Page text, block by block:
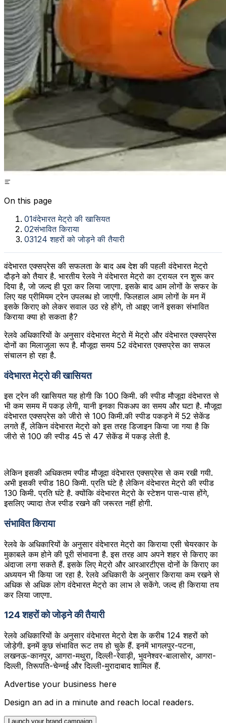
On this page
01वंदेभारत मेट्रो की खासियत
02संभावित किराया
03124 शहरों को जोड़ने की तैयारी
वंदेभारत एक्‍सप्रेस की सफलता के बाद अब देश की पहली वंदेभारत मेट्रो
दौड़ने को तैयार है. भारतीय रेलवे ने वंदेभारत मेट्रो का ट्रायल रन शुरू कर
दिया है, जो जल्‍द ही पूरा कर लिया जाएगा. इसके बाद आम लोगों के सफर के
लिए यह प्रीमियम ट्रेन उपलब्‍ध हो जाएगी. फिलहाल आम लोगों के मन में
इसके किराए को लेकर सवाल उठ रहे होंगे, तो आइए जानें इसका संभावित
किराया क्‍या हो सकता है?
रेलवे अधिकारियों के अनुसार वंदेभारत मेट्रो में मेट्रो और वंदेभारत एक्‍सप्रेस
दोनों का मिलाजुला रूप है. मौजूदा समय 52 वंदेभारत एक्‍सप्रेस का सफल
संचालन हो रहा है.
वंदेभारत मेट्रो की खासियत
इस ट्रेन की खासियत यह होगी कि 100 किमी. की स्‍पीड मौजूदा वंदेभारत से
भी कम समय में पकड़ लेगी, यानी इनका पिकअप का समय और घटा है. मौजूदा
वंदेभारत एक्‍सप्रेस को जीरो से 100 किमी.की स्‍पीड पकड़ने में 52 सेकेंड
लगते हैं, लेकिन वंदेभारत मेट्रो को इस तरह डिजाइन किया जा गया है कि
जीरो से 100 की स्‍पीड 45 से 47 सेकेंड में पकड़ लेती है.
लेकिन इसकी अधिकतम स्‍पीड मौजूदा वंदेभारत एक्‍सप्रेस से कम रखी गयी.
अभी इसकी स्‍पीड 180 किमी. प्रति घंटे है लेकिन वंदेभारत मेट्रो की स्‍पीड
130 किमी. प्रति घंटे है. क्‍योंकि वंदेभारत मेट्रो के स्‍टेशन पास-पास होंगे,
इसलिए ज्‍यादा तेज स्‍पीड रखने की जरूरत नहीं होगी.
संभावित किराया
रेलवे के अधिकारियों के अनुसार वंदेभारत मेट्रो का किराया एसी चेयरकार के
मुकाबले कम होने की पूरी संभावना है. इस तरह आप अपने शहर से किराए का
अंदाजा लगा सकते हैं. इसके लिए मेट्रो और आरआरटीएस दोनों के किराए का
अध्‍ययन भी किया जा रहा है. रेलवे अधिकारी के अनुसार किराया कम रखने से
अधिक से अधिक लोग वंदेभारत मेट्रो का लाभ ले सकेंगे. जल्‍द ही किराया तय
कर लिया जाएगा.
124 शहरों को जोड़ने की तैयारी
रेलवे अधिकारियों के अनुसार वंदेभारत मेट्रो देश के करीब 124 शहरों को
जोड़ेगी. इनमें कुछ संभावित रूट तय हो चुके हैं. इनमें भागलपुर-पटना,
लखनऊ-कानपुर, आगरा-मथुरा, दिल्ली-रेवाड़ी, भुवनेश्वर-बालासोर, आगरा-
दिल्‍ली, तिरूपति-चेन्‍नई और दिल्‍ली-मुरादाबाद शामिल हैं.
Advertise your business here
Design an ad in a minute and reach local readers.
Launch your brand campaign